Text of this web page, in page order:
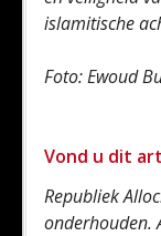
islamitische
Foto: Ewoud
Vond u dit
Republiek
onderhouden.